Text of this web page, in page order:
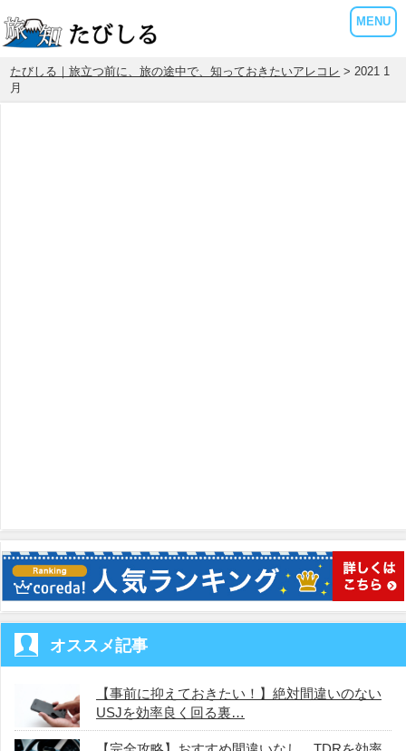
MENU
たびしる｜旅立つ前に、旅の途中で、知っておきたいアレコレ > 2021 1
月
オススメ記事
【事前に抑えておきたい！】絶対間違いのない
USJを効率良く回る裏…